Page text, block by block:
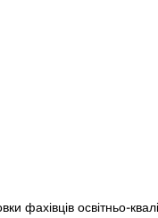
фахівців освітньо-